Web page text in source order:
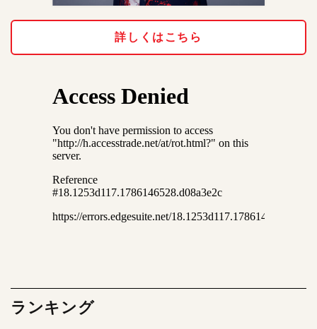
詳しくはこちら
ランキング